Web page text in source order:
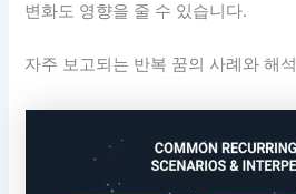
변화도 영향을 줄 수 있습니다.
자주 보고되는 반복 꿈의 사례와 해석